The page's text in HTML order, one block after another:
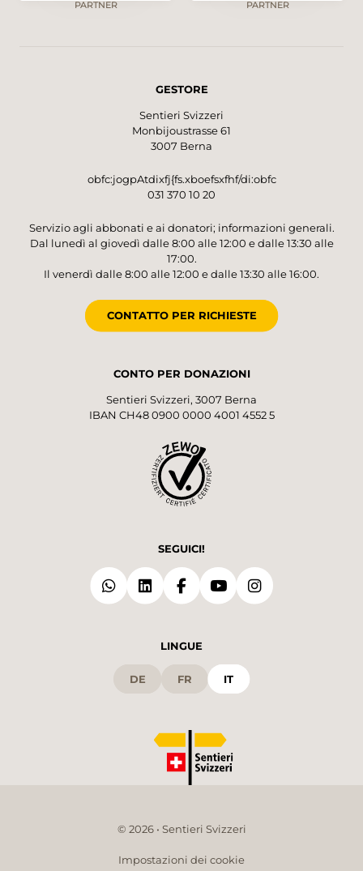
PARTNER PARTNER
GESTORE
Sentieri Svizzeri
Monbijoustrasse 61
3007 Berna
obfc:jogpAtdixfj{fs.xboefsxfhf/di:obfc
031 370 10 20
Servizio agli abbonati e ai donatori; informazioni generali.
Dal lunedì al giovedì dalle 8:00 alle 12:00 e dalle 13:30 alle
17:00.
Il venerdì dalle 8:00 alle 12:00 e dalle 13:30 alle 16:00.
CONTATTO PER RICHIESTE
CONTO PER DONAZIONI
Sentieri Svizzeri, 3007 Berna
IBAN CH48 0900 0000 4001 4552 5
SEGUICI!
LINGUE
DE FR IT
© 2026 • Sentieri Svizzeri
Impostazioni dei cookie